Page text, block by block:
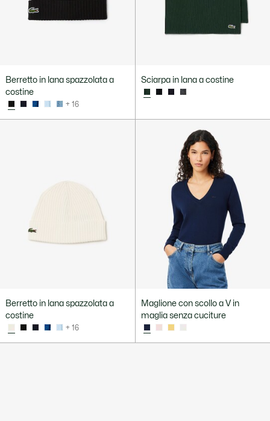
Berretto in lana spazzolata a
costine
+ 16
Sciarpa in lana a costine
Berretto in lana spazzolata a
costine
+ 16
Maglione con scollo a V in
maglia senza cuciture